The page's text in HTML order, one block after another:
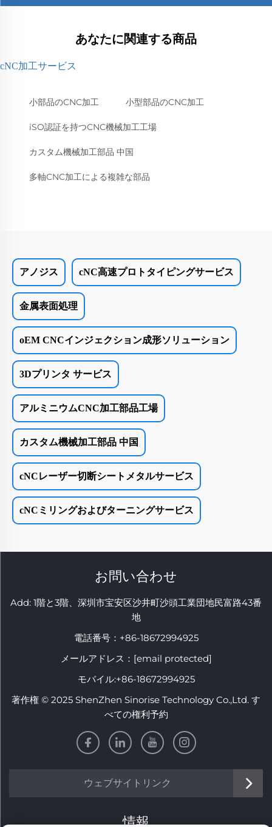
あなたに関連する商品
cNC加工サービス
小部品のCNC加工 小型部品のCNC加工
iSO認証を持つCNC機械加工工場
カスタム機械加工部品 中国
多軸CNC加工による複雑な部品
アノジス cNC高速プロトタイピングサービス
金属表面処理
oEM CNCインジェクション成形ソリューション
3Dプリンタ サービス
アルミニウムCNC加工部品工場
カスタム機械加工部品 中国
cNCレーザー切断シートメタルサービス
cNCミリングおよびターニングサービス
お問い合わせ
Add: 1階と3階、深圳市宝安区沙井町沙頭工業団地民富路43番
地
電話番号： +86-18672994925
メールアドレス： [email protected]
モバイル:+86-18672994925
著作権 © 2025 ShenZhen Sinorise Technology Co.,Ltd. す
べての権利予約
ウェブサイトリンク
情報